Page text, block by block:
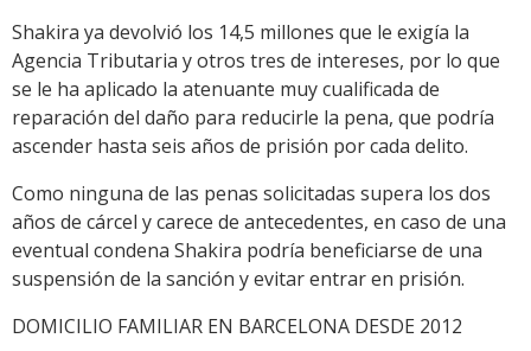
Shakira ya devolvió los 14,5 millones que le exigía la
Agencia Tributaria y otros tres de intereses, por lo que
se le ha aplicado la atenuante muy cualificada de
reparación del daño para reducirle la pena, que podría
ascender hasta seis años de prisión por cada delito.
Como ninguna de las penas solicitadas supera los dos
años de cárcel y carece de antecedentes, en caso de una
eventual condena Shakira podría beneficiarse de una
suspensión de la sanción y evitar entrar en prisión.
DOMICILIO FAMILIAR EN BARCELONA DESDE 2012